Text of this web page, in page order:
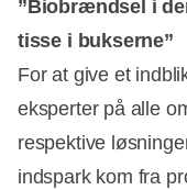
”Biobrændsel i
tisse i bukserne”
For at give et
eksperter på alle
respektive
indspark kom fra